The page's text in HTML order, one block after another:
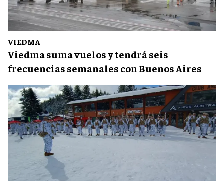
VIEDMA
Viedma suma vuelos y tendrá seis
frecuencias semanales con Buenos Aires